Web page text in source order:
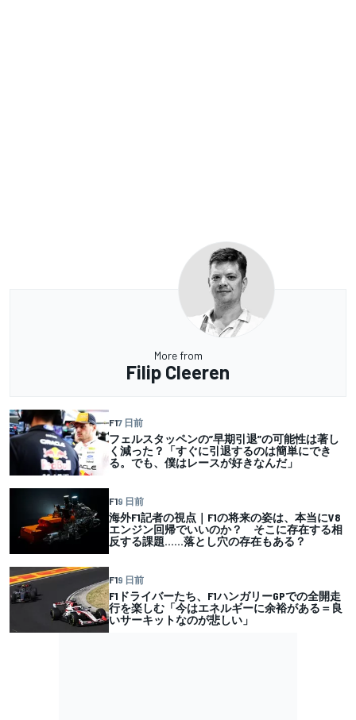
More from
Filip Cleeren
F17 日前
フェルスタッペンの”早期引退”の可能性は著し
く減った？「すぐに引退するのは簡単にでき
る。でも、僕はレースが好きなんだ」
F19 日前
海外F1記者の視点｜F1の将来の姿は、本当にV8
エンジン回帰でいいのか？ そこに存在する相
反する課題……落とし穴の存在もある？
F19 日前
F1ドライバーたち、F1ハンガリーGPでの全開走
行を楽しむ「今はエネルギーに余裕がある＝良
いサーキットなのが悲しい」